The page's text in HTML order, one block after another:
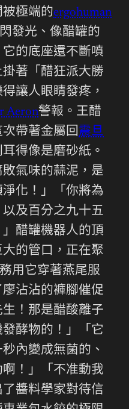
極端的ergohuman
發光、像醋罐的
的底座還不斷噴
著「醋狂派大勝
讓人眼睛發疼，
Aeron警報。王醋
帶著金屬回震旦
得像是磨砂紙。
敗氣味的蒜泥，是
化！」「你將為
及百分之九十五
醋罐機器人的頂
的管口，正在聚
用它穿著燕尾服
沾沾的褲腳催促
！那是醋酸離子
酵物的！」「它
內變成無菌的、
！」「不准動我
醬料學家對待信